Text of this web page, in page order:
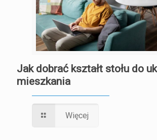
Jak dobrać kształt stołu do
mieszkania
Więcej